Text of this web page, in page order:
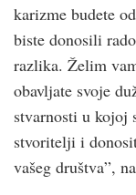
karizme budete
biste donosili
razlika. Želim
obavljate svoje
stvarnosti u kojoj
stvoritelji i
vašeg društva”,